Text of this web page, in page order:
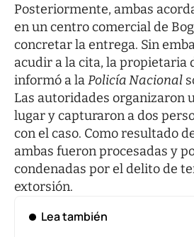
Posteriormente, ambas
en un centro comercial de
concretar la entrega. Sin
acudir a la cita, la propietaria
informó a laPolicía Nacional
Las autoridades organizaron
lugar y capturaron a dos
con el caso. Como resultado
ambas fueron procesadas y
condenadas por el delito de
extorsión.
Lea también